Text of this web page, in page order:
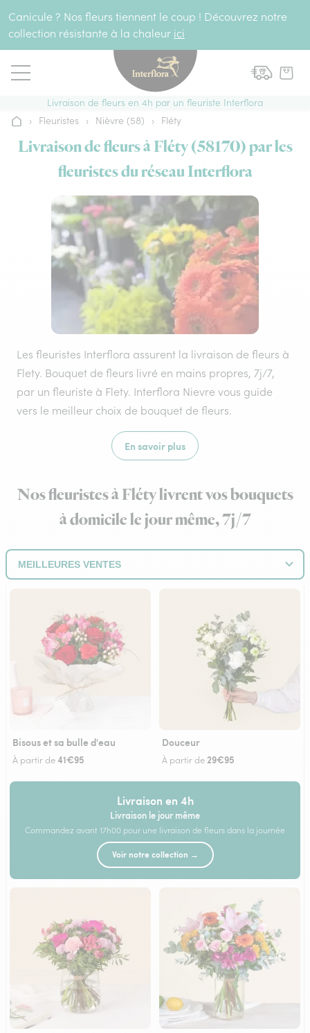
Canicule ? Nos fleurs tiennent le coup ! Découvrez notre
collection résistante à la chaleur ici
Livraison de fleurs en 4h par un fleuriste Interflora
Accueil
› Fleuristes › Nièvre (58) › Fléty
Livraison de fleurs à Fléty (58170) par les
fleuristes du réseau Interflora
Les fleuristes Interflora assurent la livraison de fleurs à
Flety. Bouquet de fleurs livré en mains propres, 7j/7,
par un fleuriste à Flety. Interflora Nievre vous guide
vers le meilleur choix de bouquet de fleurs.
En savoir plus
Nos fleuristes à Fléty livrent vos bouquets
à domicile le jour même, 7j/7
Bisous et sa bulle d'eau
À partir de41€95
Douceur
À partir de29€95
Livraison en 4h
Livraison le jour même
Commandez avant 17h00 pour une livraison de fleurs dans la journée
Voir notre collection →